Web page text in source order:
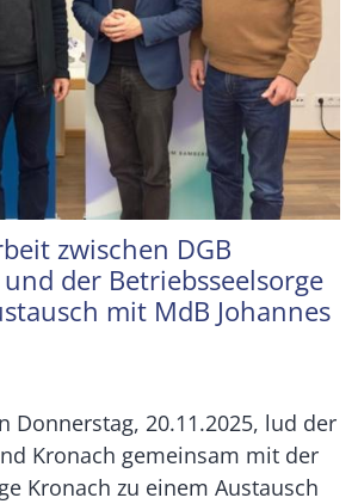
zwischen DGB
der Betriebsseelsorge
mit MdB Johannes
Donnerstag, 20.11.2025, lud der
Kronach gemeinsam mit der
Kronach zu einem Austausch